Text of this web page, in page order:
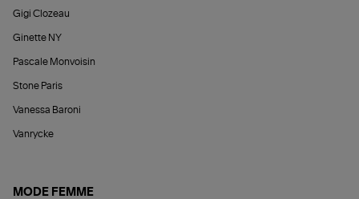
Gigi Clozeau
Ginette NY
Pascale Monvoisin
Stone Paris
Vanessa Baroni
Vanrycke
MODE FEMME